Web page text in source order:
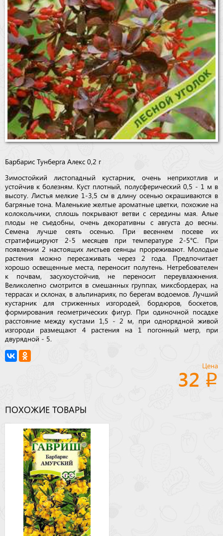
Барбарис Тунберга Алекс 0,2 г
Зимостойкий листопадный кустарник, очень неприхотлив и
устойчив к болезням. Куст плотный, полусферический 0,5 - 1 м в
высоту. Листья мелкие 1-3,5 см в длину осенью окрашиваются в
багряные тона. Маленькие желтые ароматные цветки, похожие на
колокольчики, сплошь покрывают ветви с середины мая. Алые
плоды не съедобны, очень декоративны с августа до весны.
Семена лучше сеять осенью. При весеннем посеве их
стратифицируют 2-5 месяцев при температуре 2-5°С. При
появлении 2 настоящих листьев сеянцы прореживают. Молодые
растения можно пересаживать через 2 года. Предпочитает
хорошо освещенные места, переносит полутень. Нетребователен
к почвам, засухоустойчив, не переносит переувлажнения.
Великолепно смотрится в смешанных группах, миксбордерах, на
террасах и склонах, в альпинариях, по берегам водоемов. Лучший
кустарник для стриженных изгородей, бордюров, боскетов,
формирования геометрических фигур. При одиночной посадке
расстояние между кустами 1,5 - 2 м, при однорядной живой
изгороди размещают 4 растения на 1 погонный метр, при
двурядной - 5.
Цена
32
ПОХОЖИЕ ТОВАРЫ